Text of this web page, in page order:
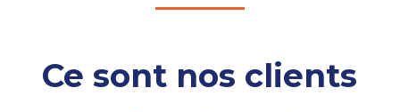
Ce sont nos clients